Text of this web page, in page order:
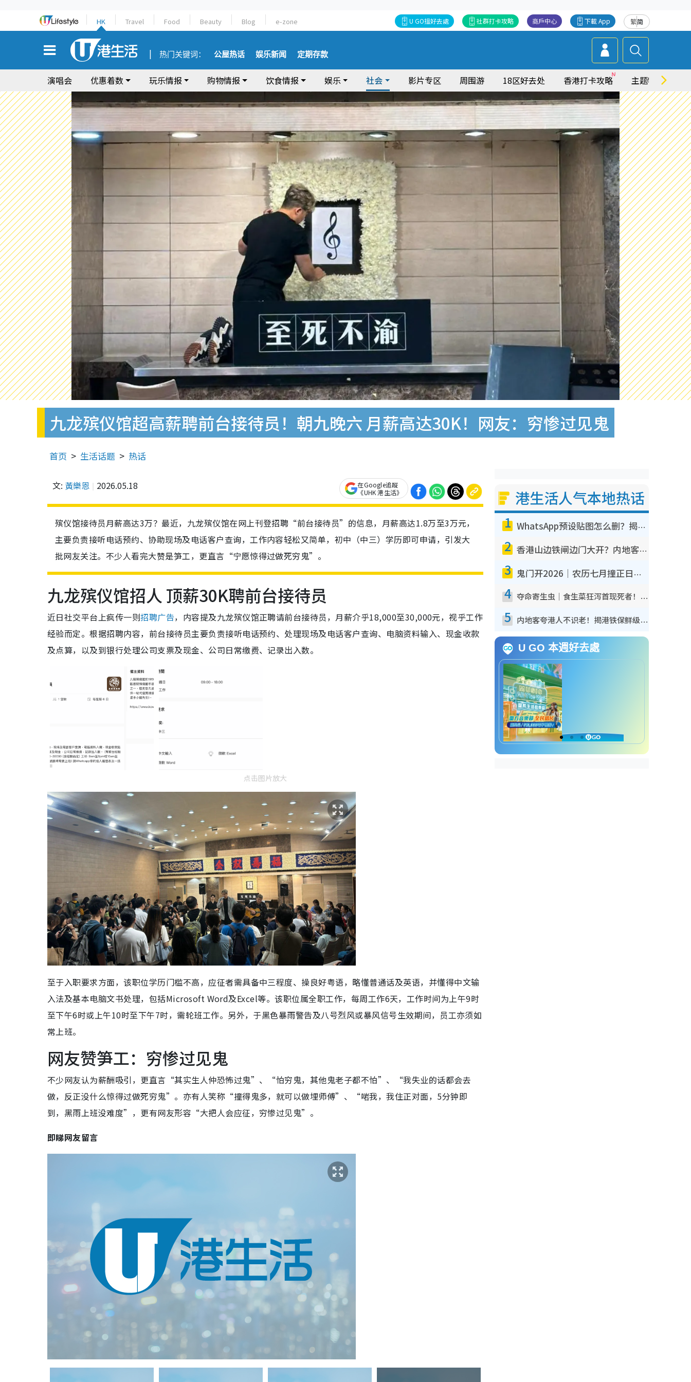
HK Travel Food Beauty Blog e-zone 繁简
下載 App
商戶中心
社群打卡攻略
U GO搵好去處
热门关键词： 公屋热话 娱乐新闻 定期存款
演唱会 优惠着数 玩乐情报 购物情报 饮食情报 娱乐 社会 影片专区 周围游 18区好去处 香港打卡攻略 主题特集
九龙殡仪馆超高薪聘前台接待员！朝九晚六 月薪高达30K！网友：穷惨过见鬼
首页 生活话题 热话
文: 黃樂恩 2026.05.18
在Google追蹤
《UHK 港生活》
殡仪馆接待员月薪高达3万？最近，九龙殡仪馆在网上刊登招聘“前台接待员”的信息，月薪高达1.8万至3万元，
主要负责接听电话预约、协助现场及电话客户查询，工作内容轻松又简单，初中（中三）学历即可申请，引发大
批网友关注。不少人看完大赞是笋工，更直言“宁愿惊得过做死穷鬼”。
九龙殡仪馆招人 顶薪30K聘前台接待员
近日社交平台上疯传一则招聘广告，内容提及九龙殡仪馆正聘请前台接待员，月薪介乎18,000至30,000元，视乎工作
经验而定。根据招聘内容，前台接待员主要负责接听电话预约、处理现场及电话客户查询、电脑资料输入、现金收款
及点算，以及到银行处理公司支票及现金、公司日常缴费、记录出入数。
点击图片放大
至于入职要求方面，该职位学历门槛不高，应征者需具备中三程度、操良好粤语，略懂普通话及英语，并懂得中文输
入法及基本电脑文书处理，包括Microsoft Word及Excel等。该职位属全职工作，每周工作6天，工作时间为上午9时
至下午6时或上午10时至下午7时，需轮班工作。另外，于黑色暴雨警告及八号烈风或暴风信号生效期间，员工亦须如
常上班。
网友赞笋工：穷惨过见鬼
不少网友认为薪酬吸引，更直言“其实生人仲恐怖过鬼”、“怕穷鬼，其他鬼老子都不怕”、“我失业的话都会去
做，反正没什么惊得过做死穷鬼”。亦有人笑称“撞得鬼多，就可以做埋师傅”、“啱我，我住正对面，5分钟即
到，黑雨上班没难度”，更有网友形容“大把人会应征，穷惨过见鬼”。
即睇网友留言
港生活人气本地热话
1 WhatsApp预设贴图怎么删？揭秘1招“反向操作”还原简洁界面 附3步实测教程
2 香港山边铁闸边门大开？内地客困惑意义何在！网友神回复：这种叫法理性防御
3 鬼门开2026｜农历七月撞正日全食特别邪？专家警告切忌做一事！揭4大禁忌+2招保平安
4 夺命寄生虫｜食生菜狂泻首现死者！疫潮恶化录1.8万宗病例 揭洗菜3大谬误
5 内地客夸港人不识老！揭港铁保鲜级冷气 港人求放过：别投诉
U GO 本週好去處